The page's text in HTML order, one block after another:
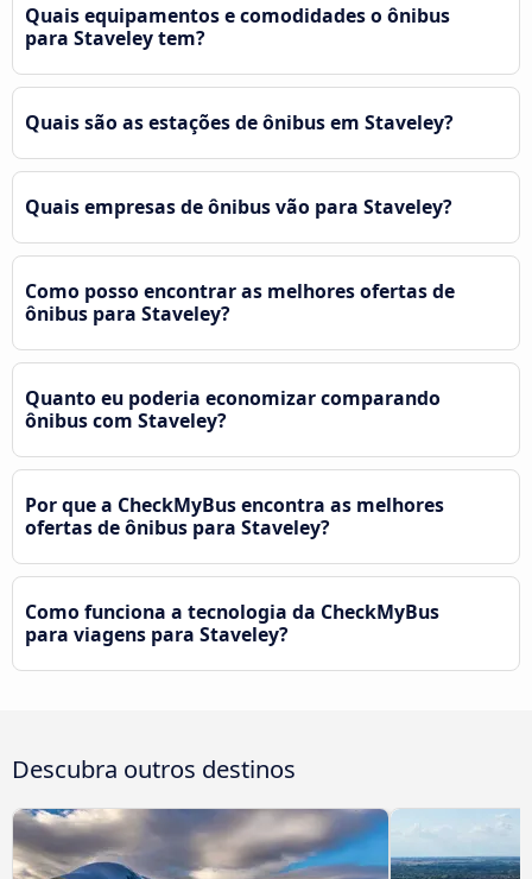
Quais equipamentos e comodidades o ônibus
para Staveley tem?
Quais são as estações de ônibus em Staveley?
Quais empresas de ônibus vão para Staveley?
Como posso encontrar as melhores ofertas de
ônibus para Staveley?
Quanto eu poderia economizar comparando
ônibus com Staveley?
Por que a CheckMyBus encontra as melhores
ofertas de ônibus para Staveley?
Como funciona a tecnologia da CheckMyBus
para viagens para Staveley?
Descubra outros destinos